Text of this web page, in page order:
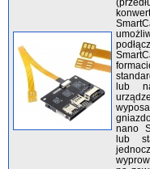
lub
nano
lub